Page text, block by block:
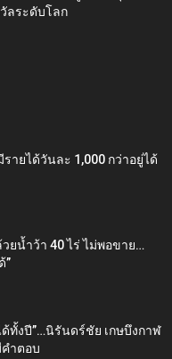
ลระดับโลก
รายได้วันละ 1,000 กว่าอยู่ได้
ยน้ำว้า 40 ไร่ ไม่พอขาย…
”‬
ด้ทั้งปี”…นิรันดร์ชัย เกษบึงกาฬ
คำตอบ